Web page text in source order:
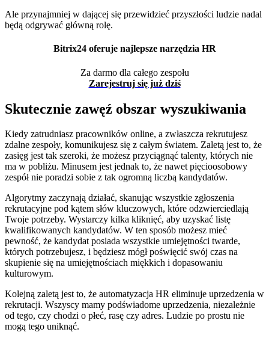
Ale przynajmniej w dającej się przewidzieć przyszłości ludzie nadal
będą odgrywać główną rolę.
Bitrix24 oferuje najlepsze narzędzia HR
Za darmo dla całego zespołu
Zarejestruj się już dziś
Skutecznie zawęź obszar wyszukiwania
Kiedy zatrudniasz pracowników online, a zwłaszcza rekrutujesz
zdalne zespoły, komunikujesz się z całym światem. Zaletą jest to, że
zasięg jest tak szeroki, że możesz przyciągnąć talenty, których nie
ma w pobliżu. Minusem jest jednak to, że nawet pięcioosobowy
zespół nie poradzi sobie z tak ogromną liczbą kandydatów.
Algorytmy zaczynają działać, skanując wszystkie zgłoszenia
rekrutacyjne pod kątem słów kluczowych, które odzwierciedlają
Twoje potrzeby. Wystarczy kilka kliknięć, aby uzyskać listę
kwalifikowanych kandydatów. W ten sposób możesz mieć
pewność, że kandydat posiada wszystkie umiejętności twarde,
których potrzebujesz, i będziesz mógł poświęcić swój czas na
skupienie się na umiejętnościach miękkich i dopasowaniu
kulturowym.
Kolejną zaletą jest to, że automatyzacja HR eliminuje uprzedzenia w
rekrutacji. Wszyscy mamy podświadome uprzedzenia, niezależnie
od tego, czy chodzi o płeć, rasę czy adres. Ludzie po prostu nie
mogą tego uniknąć.